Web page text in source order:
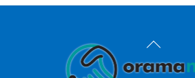
Back
To